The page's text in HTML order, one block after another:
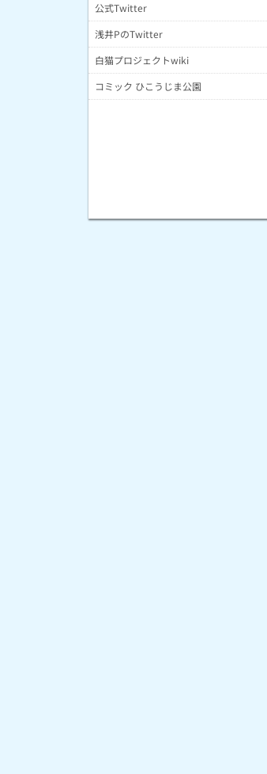
公式Twitter
浅井PのTwitter
白猫プロジェクトwiki
コミック ひこうじま公園